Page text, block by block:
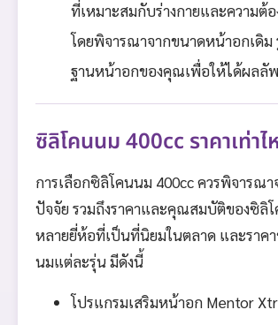
ที่เหมาะสมกับร่างกายและความต้
โดยพิจารณาจากขนาดหน้าอกเดิม
ฐานหน้าอกของคุณเพื่อให้ได้ผลลั
ซิลิโคนนม 400cc ราคาเท่าไ
การเลือกซิลิโคนนม 400cc ควรพิจารณา
ปัจจัย รวมถึงราคาและคุณสมบัติของซิลิ
หลายยี่ห้อที่เป็นที่นิยมในตลาด และราค
นมแต่ละรุ่น มีดังนี้
โปรแกรมเสริมหน้าอก Mentor